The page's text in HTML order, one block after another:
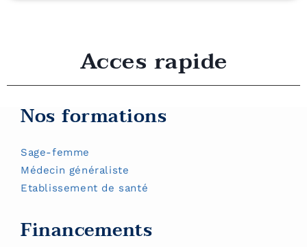
Acces rapide
Nos formations
Sage-femme
Médecin généraliste
Etablissement de santé
Financements